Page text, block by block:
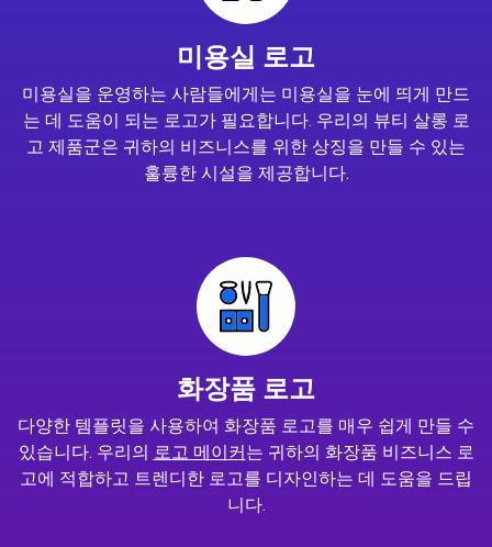
미용실 로고
미용실을 운영하는 사람들에게는 미용실을 눈에 띄게 만드
는 데 도움이 되는 로고가 필요합니다. 우리의 뷰티 살롱 로
고 제품군은 귀하의 비즈니스를 위한 상징을 만들 수 있는
훌륭한 시설을 제공합니다.
화장품 로고
다양한 템플릿을 사용하여 화장품 로고를 매우 쉽게 만들 수
있습니다. 우리의 로고 메이커는 귀하의 화장품 비즈니스 로
고에 적합하고 트렌디한 로고를 디자인하는 데 도움을 드립
니다.